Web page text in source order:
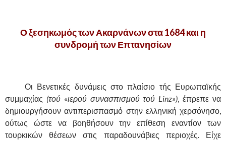
Ο ξεσηκωμός των Ακαρνάνων στα 1684 και η
συνδρομή των Επτανησίων
Οι Βενετικές δυνάμεις στο πλαίσιο τής Ευρωπαϊκής
συμμαχίας (τού «ιερού συνασπισμού τού Linz») , έπρεπε να
δημιουργήσουν αντιπερισπασμό στην ελληνική χερσόνησο,
ούτως ώστε να βοηθήσουν την επίθεση εναντίον των
τουρκικών θέσεων στις παραδουνάβιες περιοχές. Είχε